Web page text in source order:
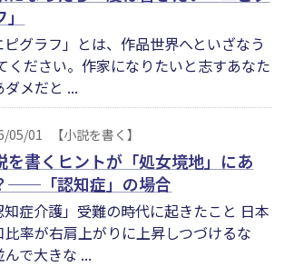
ピグラフ」とは、作品世界へといざなう
ください。作家になりたいと志すあなた
メだと ...
05/01 【小説を書く】
を書くヒントが「処女境地」にあ
──「認知症」の場合
知症介護」受難の時代に起きたこと 日本
率が右肩上がりに上昇しつづけるな
で大きな ...